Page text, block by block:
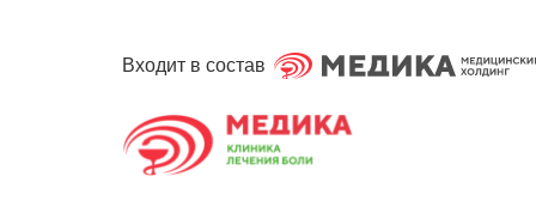
Входит в состав